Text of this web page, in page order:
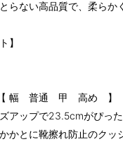
らない高品質で、柔らか
】
幅 普通 甲 高め 】
アップで23.5cmがぴった
かとに靴擦れ防止のクッ